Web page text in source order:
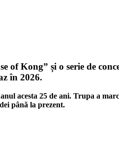
of Kong” și o serie de
în 2026.
acesta 25 de ani. Trupa a
până la prezent.